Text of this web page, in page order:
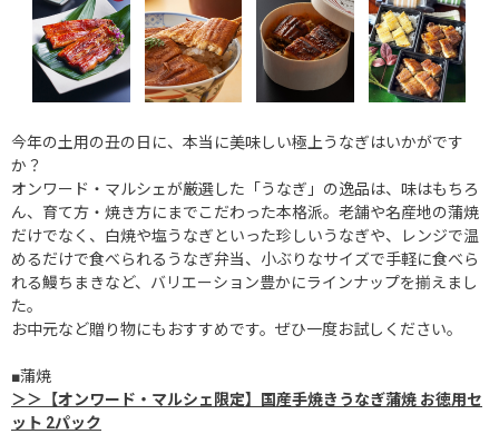
今年の土用の丑の日に、本当に美味しい極上うなぎはいかがです
か？
オンワード・マルシェが厳選した「うなぎ」の逸品は、味はもちろ
ん、育て方・焼き方にまでこだわった本格派。老舗や名産地の蒲焼
だけでなく、白焼や塩うなぎといった珍しいうなぎや、レンジで温
めるだけで食べられるうなぎ弁当、小ぶりなサイズで手軽に食べら
れる鰻ちまきなど、バリエーション豊かにラインナップを揃えまし
た。
お中元など贈り物にもおすすめです。ぜひ一度お試しください。
■蒲焼
＞＞【オンワード・マルシェ限定】国産手焼きうなぎ蒲焼 お徳用セ
ット 2パック